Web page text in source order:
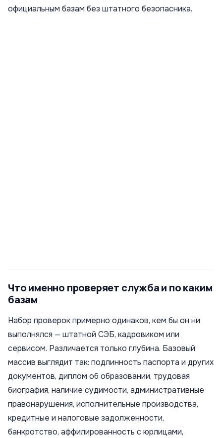
официальным базам без штатного безопасника.
Что именно проверяет служба и по каким
базам
Набор проверок примерно одинаков, кем бы он ни
выполнялся — штатной СЭБ, кадровиком или
сервисом. Различается только глубина. Базовый
массив выглядит так: подлинность паспорта и других
документов, диплом об образовании, трудовая
биография, наличие судимости, административные
правонарушения, исполнительные производства,
кредитные и налоговые задолженности,
банкротство, аффилированность с юрлицами,